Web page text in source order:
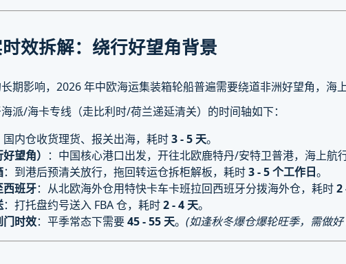
效拆解：绕行好望角背景
期影响，2026 年中欧海运集装箱轮船普遍需要绕道非洲好望角，海
派/海卡专线（走比利时/荷兰递延清关）的时间轴如下：
国内仓收货理货、报关出海，耗时3 - 5 天。
望角） ：中国核心港口出发，开往北欧鹿特丹/安特卫普港，海上航
：到港后预清关放行，拖回转运仓拆柜解板，耗时3 - 5 个工作日。
西班牙：从北欧海外仓用特快卡车卡班拉回西班牙分拨海外仓，耗时2
：打托盘约号送入 FBA 仓，耗时2 - 4 天。
门时效：平季常态下需要45 - 55 天。 (如逢秋冬爆仓爆轮旺季，需做